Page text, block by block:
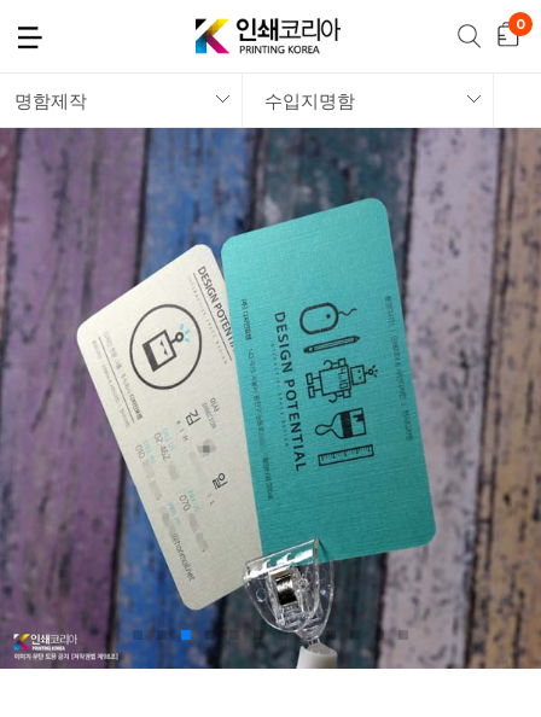
명함제작 수입지명함